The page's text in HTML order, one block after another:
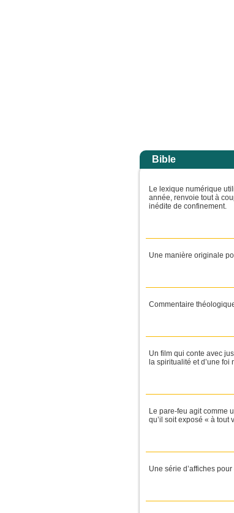
son Père ; alors il rendra à chacun selon sa conduite.
Bible
Le lexique numérique
année, renvoie tout à
inédite de confinement.
Une manière originale
Commentaire
Un film qui conte avec
la spiritualité et d’une foi
Le pare-feu agit comme
qu’il soit exposé « à tout
Une série d’affiches